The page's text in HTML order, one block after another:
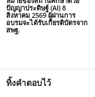
ปัญญาประดิษฐ์ (AI) 8
สิงหาคม 2569 ผู้ผ่านการ
อบรมจะได้รับเกียรติบัตรจาก
สพฐ.
ทิ้งคำตอบไว้